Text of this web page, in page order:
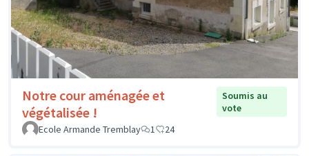
Notre cour aménagée et
végétalisée !
Soumis au
vote
Ecole Armande Tremblay
1 24